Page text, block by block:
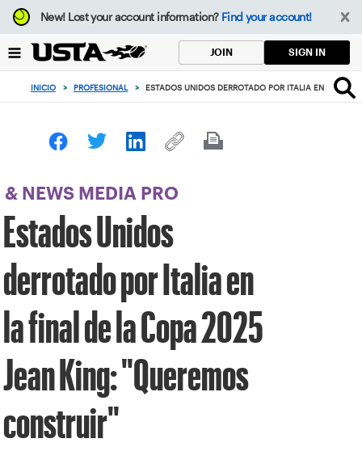
Enfoque
desde
botón
volver
principio
New!Lost your account information? Find your account!
JOIN SIGN IN
INICIO > PROFESIONAL > ESTADOS UNIDOS DERROTADO POR ITALIA EN LA
& NEWS MEDIA PRO
Estados Unidos
derrotado por Italia en
la final de la Copa 2025
Jean King: "Queremos
construir"